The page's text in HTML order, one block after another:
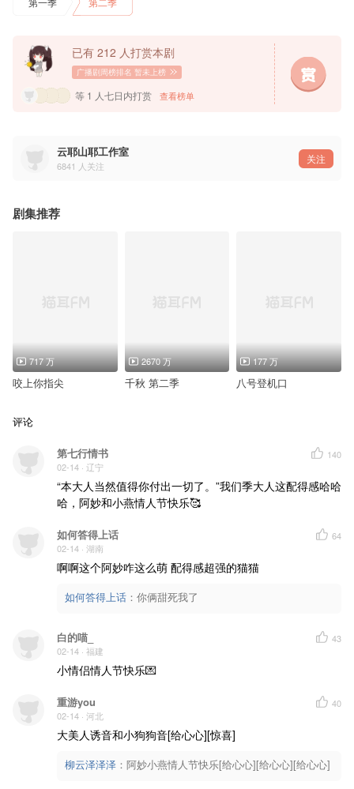
编剧：灯盏
后期：林初霁 @小蘑菇云南分菇
海报设计：啪浪@rerereset
题字：阿楽 @阿楽手写
商务：瑞子
字幕组：OCIR·字幕组 @OCIR·字幕组
燕迟：张福正@歪歪福正了
——猫耳FM独家播出，付费内容禁止二改、二传、及商用——
已有 212 人打赏本剧
广播剧周榜排名 暂未上榜
等 1 人七日内打赏 查看榜单
云耶山耶工作室
6841 人关注
关注
剧集推荐
717 万
咬上你指尖
2670 万
千秋 第二季
177 万
八号登机口
评论
第七行情书
02-14 · 辽宁
140
“本大人当然值得你付出一切了。”我们季大人这配得感哈哈
哈，阿妙和小燕情人节快乐🥰
如何答得上话
02-14 · 湖南
64
啊啊这个阿妙咋这么萌 配得感超强的猫猫
如何答得上话 ： 你俩甜死我了
白的喵_
02-14 · 福建
43
小情侣情人节快乐💌
重游you
02-14 · 河北
40
大美人诱音和小狗狗音[给心心][惊喜]
柳云泽泽泽 ： 阿妙小燕情人节快乐[给心心][给心心][给心心]